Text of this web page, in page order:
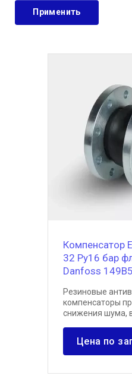
Компенсатор
32 Ру16 бар
Danfoss
Резиновые
компенсаторы
снижения шума,
Цена по